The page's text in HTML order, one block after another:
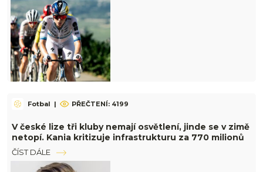
Fotbal | PŘEČTENÍ: 4199
V české lize tři kluby nemají osvětlení, jinde se v zimě
netopí. Kania kritizuje infrastrukturu za 770 milionů
ČÍST DÁLE